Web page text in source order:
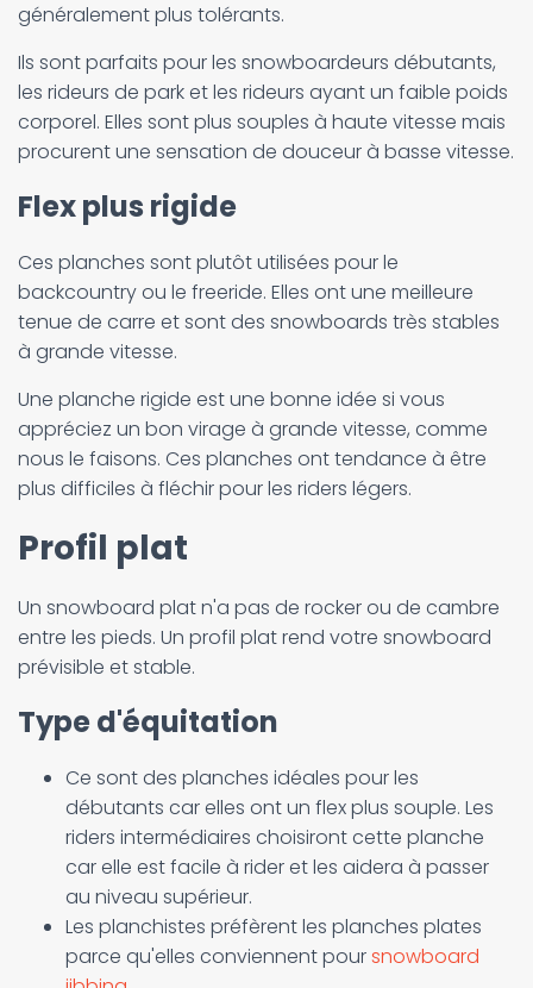
généralement plus tolérants.
Ils sont parfaits pour les snowboardeurs débutants,
les rideurs de park et les rideurs ayant un faible poids
corporel. Elles sont plus souples à haute vitesse mais
procurent une sensation de douceur à basse vitesse.
Flex plus rigide
Ces planches sont plutôt utilisées pour le
backcountry ou le freeride. Elles ont une meilleure
tenue de carre et sont des snowboards très stables
à grande vitesse.
Une planche rigide est une bonne idée si vous
appréciez un bon virage à grande vitesse, comme
nous le faisons. Ces planches ont tendance à être
plus difficiles à fléchir pour les riders légers.
Profil plat
Un snowboard plat n'a pas de rocker ou de cambre
entre les pieds. Un profil plat rend votre snowboard
prévisible et stable.
Type d'équitation
Ce sont des planches idéales pour les
débutants car elles ont un flex plus souple. Les
riders intermédiaires choisiront cette planche
car elle est facile à rider et les aidera à passer
au niveau supérieur.
Les planchistes préfèrent les planches plates
parce qu'elles conviennent poursnowboard